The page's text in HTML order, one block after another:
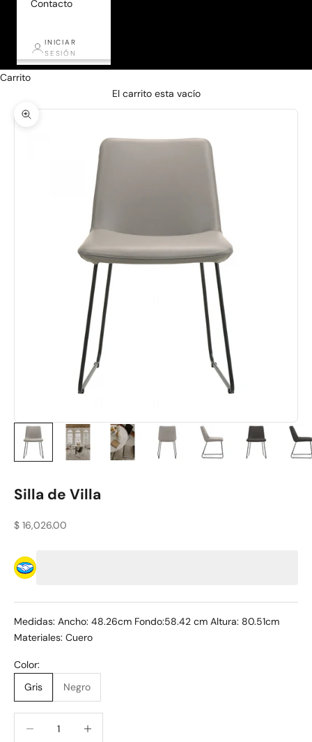
Contacto
INICIAR
SESIÓN
Carrito
El carrito esta vacío
Zoom
Silla de Villa
Precio de oferta
$ 16,026.00
Medidas: Ancho: 48.26cm Fondo:58.42 cm Altura: 80.51cm
Materiales: Cuero
Color:
Gris
Negro